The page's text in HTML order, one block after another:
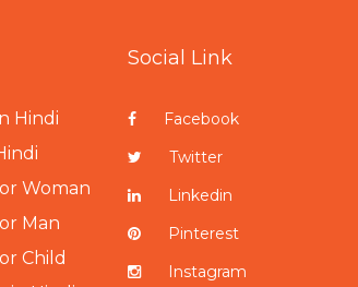
Hindi
Woman
Man
Child
Social Link
Facebook
Twitter
Linkedin
Pinterest
Instagram